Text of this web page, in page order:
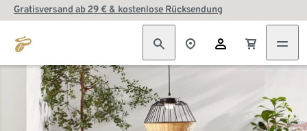
Gratisversand ab 29 € & kostenlose Rücksendung